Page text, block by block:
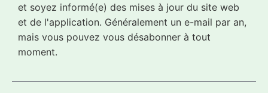
et soyez informé(e) des mises à jour du site web
et de l'application. Généralement un e-mail par an,
mais vous pouvez vous désabonner à tout
moment.